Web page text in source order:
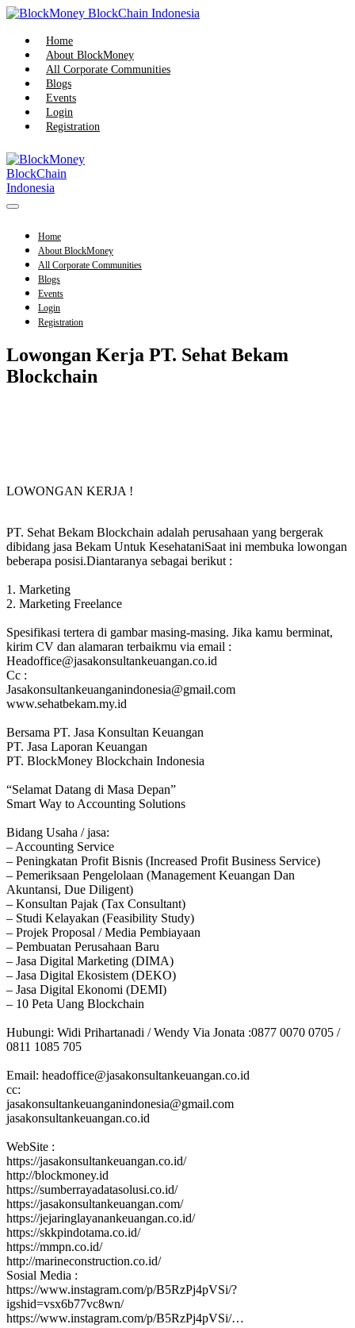
Skip
content
Home
About BlockMoney
All Corporate Communities
Blogs
Events
Login
Registration
Menu
Home
About BlockMoney
All Corporate Communities
Blogs
Events
Login
Registration
Lowongan Kerja PT. Sehat Bekam
Blockchain
LOWONGAN KERJA !
PT. Sehat Bekam Blockchain adalah perusahaan yang bergerak
dibidang jasa Bekam Untuk KesehataniSaat ini membuka lowongan
beberapa posisi.Diantaranya sebagai berikut :
1. Marketing
2. Marketing Freelance
Spesifikasi tertera di gambar masing-masing. Jika kamu berminat,
kirim CV dan alamaran terbaikmu via email :
Headoffice@jasakonsultankeuangan.co.id
Cc :
Jasakonsultankeuanganindonesia@gmail.com
www.sehatbekam.my.id
Bersama PT. Jasa Konsultan Keuangan
PT. Jasa Laporan Keuangan
PT. BlockMoney Blockchain Indonesia
“Selamat Datang di Masa Depan”
Smart Way to Accounting Solutions
Bidang Usaha / jasa:
– Accounting Service
– Peningkatan Profit Bisnis (Increased Profit Business Service)
– Pemeriksaan Pengelolaan (Management Keuangan Dan
Akuntansi, Due Diligent)
– Konsultan Pajak (Tax Consultant)
– Studi Kelayakan (Feasibility Study)
– Projek Proposal / Media Pembiayaan
– Pembuatan Perusahaan Baru
– Jasa Digital Marketing (DIMA)
– Jasa Digital Ekosistem (DEKO)
– Jasa Digital Ekonomi (DEMI)
– 10 Peta Uang Blockchain
Hubungi: Widi Prihartanadi / Wendy Via Jonata :0877 0070 0705 /
0811 1085 705
Email: headoffice@jasakonsultankeuangan.co.id
cc:
jasakonsultankeuanganindonesia@gmail.com
jasakonsultankeuangan.co.id
WebSite :
https://jasakonsultankeuangan.co.id/
http://blockmoney.id
https://sumberrayadatasolusi.co.id/
https://jasakonsultankeuangan.com/
https://jejaringlayanankeuangan.co.id/
https://skkpindotama.co.id/
https://mmpn.co.id/
http://marineconstruction.co.id/
Sosial Media :
https://www.instagram.com/p/B5RzPj4pVSi/?
igshid=vsx6b77vc8wn/
https://www.instagram.com/p/B5RzPj4pVSi/…